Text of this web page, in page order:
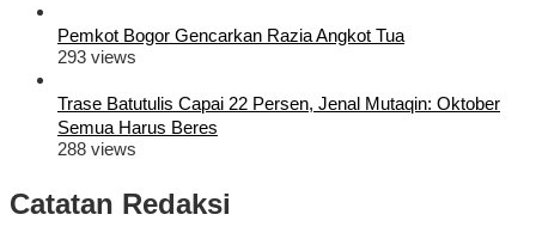
Pemkot Bogor Gencarkan Razia Angkot Tua
293 views
Trase Batutulis Capai 22 Persen, Jenal Mutaqin: Oktober
Semua Harus Beres
288 views
Catatan Redaksi